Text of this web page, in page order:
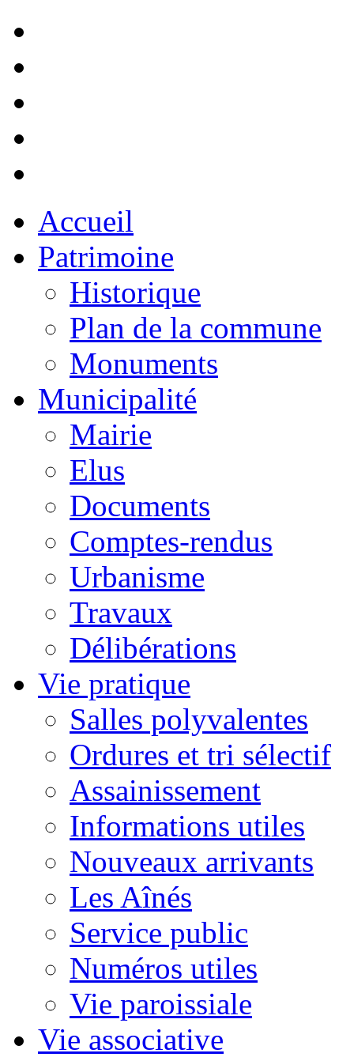
Accueil
Patrimoine
Historique
Plan de la commune
Monuments
Municipalité
Mairie
Elus
Documents
Comptes-rendus
Urbanisme
Travaux
Délibérations
Vie pratique
Salles polyvalentes
Ordures et tri sélectif
Assainissement
Informations utiles
Nouveaux arrivants
Les Aînés
Service public
Numéros utiles
Vie paroissiale
Vie associative